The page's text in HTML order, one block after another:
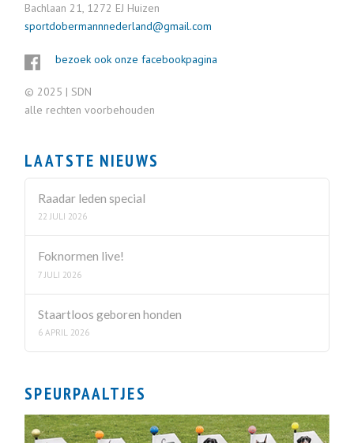
Bachlaan 21, 1272 EJ Huizen
sportdobermannnederland@gmail.com
bezoek ook onze facebookpagina
© 2025 | SDN
alle rechten voorbehouden
LAATSTE NIEUWS
Raadar leden special
22 JULI 2026
Foknormen live!
7 JULI 2026
Staartloos geboren honden
6 APRIL 2026
SPEURPAALTJES